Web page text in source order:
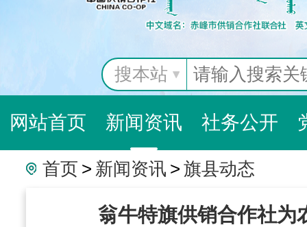
搜本站
网站首页 新闻资讯 社务公开
“三位一体”组织社办企业 互动交流
首页 > 新闻资讯 > 旗县动态
翁牛特旗供销合作社为